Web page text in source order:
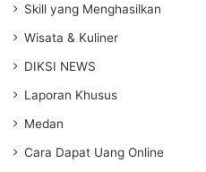
Skill yang Menghasilkan
Wisata & Kuliner
DIKSI NEWS
Laporan Khusus
Medan
Cara Dapat Uang Online